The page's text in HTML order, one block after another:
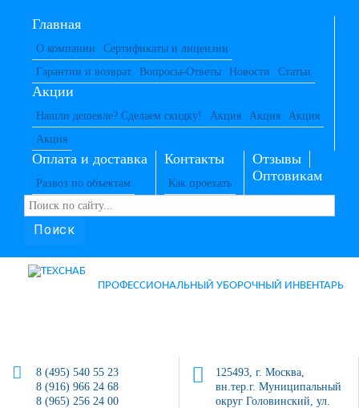
Главная
О компании
Сертификаты и лицензии
Гарантии и возврат
Вопросы-Ответы Новости Статьи
Акции
Нашли дешевле? Сделаем скидку! Акция Акция
Акция
Акция
Оплата и доставка
Развоз по объектам
Контакты
Как проехать
Отзывы
Оптовикам
Поиск
ПРОФЕССИОНАЛЬНЫЙ УБОРОЧНЫЙ ИНВЕНТАРЬ
8 (495) 540 55 23
8 (916) 966 24 68
8 (965) 256 24 00
125493, г. Москва,
вн.тер.г. Муниципальный
округ Головинский, ул.